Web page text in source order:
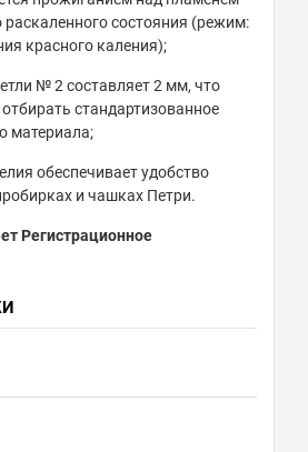
раскаленного состояния (режим:
красного каления);
№ 2 составляет 2 мм, что
стандартизованное
материала;
обеспечивает удобство
и чашках Петри.
Регистрационное